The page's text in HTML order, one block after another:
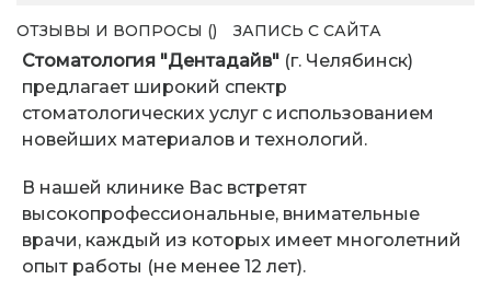
ОТЗЫВЫ И ВОПРОСЫ () ЗАПИСЬ С САЙТА
Стоматология "Дентадайв"(г. Челябинск)
предлагает широкий спектр
стоматологических услуг с использованием
новейших материалов и технологий.
В нашей клинике Вас встретят
высокопрофессиональные, внимательные
врачи, каждый из которых имеет многолетний
опыт работы (не менее 12 лет).